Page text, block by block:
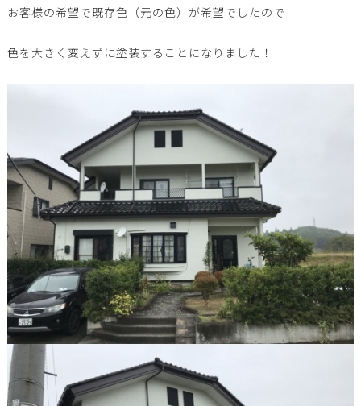
お客様の希望で既存色（元の色）が希望でしたので
色を大きく変えずに塗装することになりました！